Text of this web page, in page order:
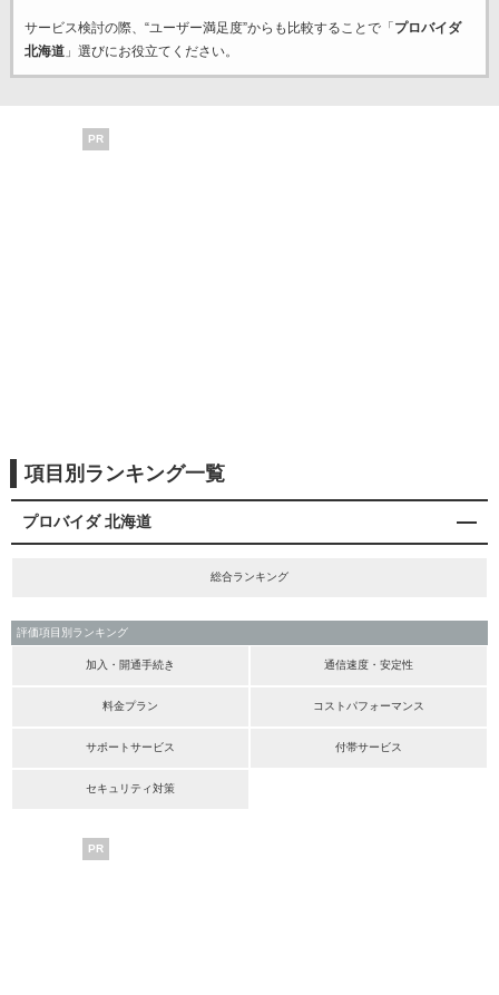
サービス検討の際、“ユーザー満足度”からも比較することで「 プロバイダ
北海道」選びにお役立てください。
PR
項目別ランキング一覧
プロバイダ 北海道
総合ランキング
評価項目別ランキング
加入・開通手続き 通信速度・安定性
料金プラン コストパフォーマンス
サポートサービス 付帯サービス
セキュリティ対策
PR